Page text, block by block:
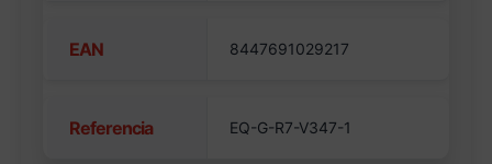
EAN 8447691029217
Referencia EQ-G-R7-V347-1